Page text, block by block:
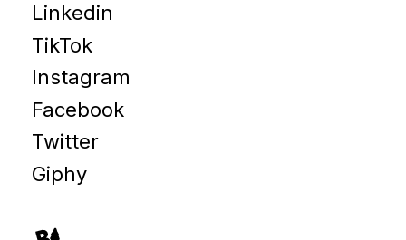
Linkedin
TikTok
Instagram
Facebook
Twitter
Giphy